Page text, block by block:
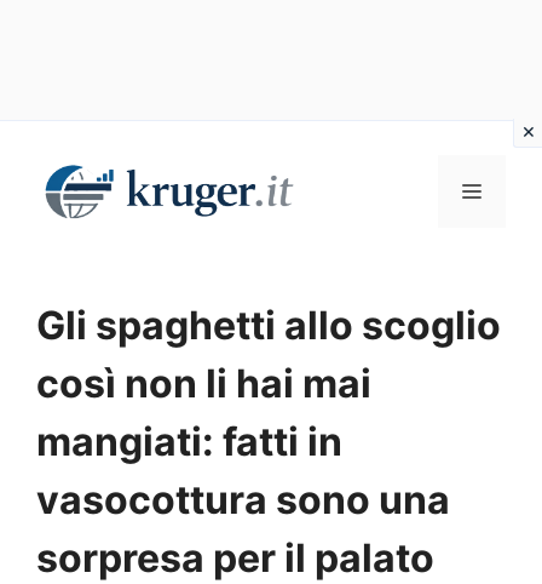
contenuto
MENU
Gli spaghetti allo scoglio
così non li hai mai
mangiati: fatti in
vasocottura sono una
sorpresa per il palato